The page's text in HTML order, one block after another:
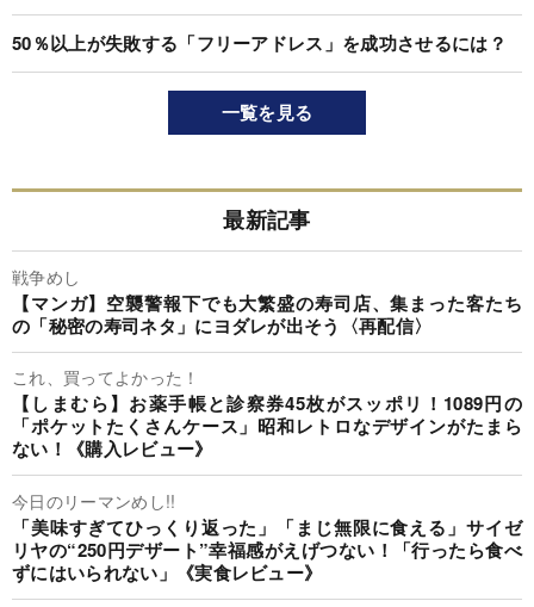
50％以上が失敗する「フリーアドレス」を成功させるには？
一覧を見る
最新記事
戦争めし
【マンガ】空襲警報下でも大繁盛の寿司店、集まった客たち
の「秘密の寿司ネタ」にヨダレが出そう〈再配信〉
これ、買ってよかった！
【しまむら】お薬手帳と診察券45枚がスッポリ！1089円の
「ポケットたくさんケース」昭和レトロなデザインがたまら
ない！《購入レビュー》
今日のリーマンめし!!
「美味すぎてひっくり返った」「まじ無限に食える」サイゼ
リヤの“250円デザート”幸福感がえげつない！「行ったら食べ
ずにはいられない」《実食レビュー》